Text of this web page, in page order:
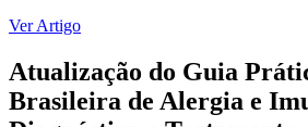
Ver Artigo
Atualização do Guia
Brasileira de Alergia e